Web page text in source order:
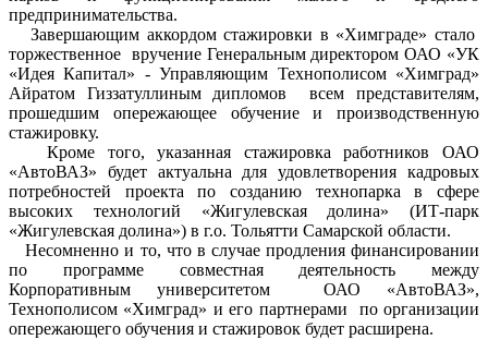
предпринимательства.
Завершающим аккордом стажировки в «Химграде» стало
торжественное вручение Генеральным директором ОАО «УК
«Идея Капитал» - Управляющим Технополисом «Химград»
Айратом Гиззатуллиным дипломов всем представителям,
прошедшим опережающее обучение и производственную
стажировку.
Кроме того, указанная стажировка работников ОАО
«АвтоВАЗ» будет актуальна для удовлетворения кадровых
потребностей проекта по созданию технопарка в сфере
высоких технологий «Жигулевская долина» (ИТ-парк
«Жигулевская долина») в г.о. Тольятти Самарской области.
Несомненно и то, что в случае продления финансировании
по программе совместная деятельность между
Корпоративным университетом ОАО «АвтоВАЗ»,
Технополисом «Химград» и его партнерами по организации
опережающего обучения и стажировок будет расширена.